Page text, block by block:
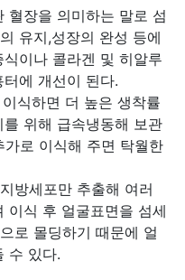
혈장을 의미하는 말로 섬
유지,성장의 완성 등에
이나 콜라겐 및 히알루
에 개선이 된다.
식하면 더 높은 생착률
위해 급속냉동해 보관
로 이식해 주면 탁월한
방세포만 추출해 여러
이식 후 얼굴표면을 섬세
로 몰딩하기 때문에 얼
수 있다.